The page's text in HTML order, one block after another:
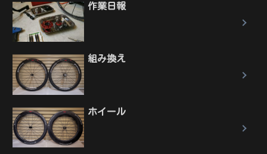
作業日報
組み換え
ホイール